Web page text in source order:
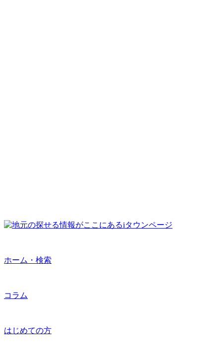
ホーム・検索
コラム
はじめての方